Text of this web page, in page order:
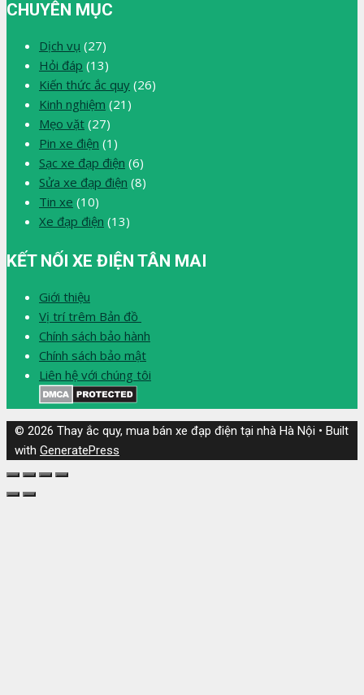
CHUYÊN MỤC
Dịch vụ (27)
Hỏi đáp (13)
Kiến thức ắc quy (26)
Kinh nghiệm (21)
Mẹo vặt (27)
Pin xe điện (1)
Sạc xe đạp điện (6)
Sửa xe đạp điện (8)
Tin xe (10)
Xe đạp điện (13)
KẾT NỐI XE ĐIỆN TÂN MAI
Giới thiệu
Vị trí trêm Bản đồ
Chính sách bảo hành
Chính sách bảo mật
Liên hệ với chúng tôi
© 2026 Thay ắc quy, mua bán xe đạp điện tại nhà Hà Nội • Built
with GeneratePress